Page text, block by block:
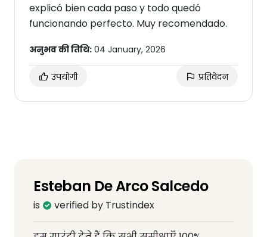
explicó bien cada paso y todo quedó
funcionando perfecto. Muy recomendado.
अनुभव की तिथि: 04 January, 2026
उपयोगी प्रतिवेदन
Esteban De Arco Salcedo
is verified by Trustindex